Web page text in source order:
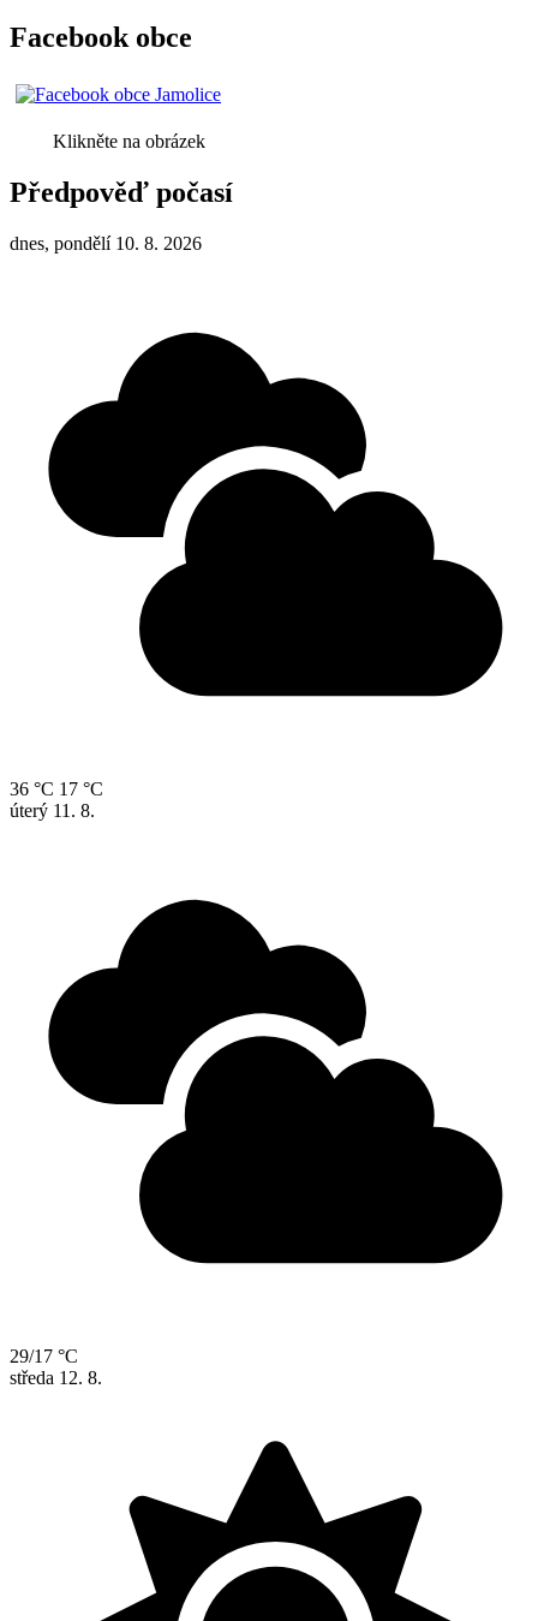
Facebook obce
Klikněte na obrázek
Předpověď počasí
dnes, pondělí 10. 8. 2026
36 °C 17 °C
úterý 11. 8.
29/17 °C
středa 12. 8.